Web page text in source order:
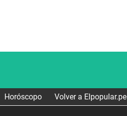
Horóscopo Volver a Elpopular.pe